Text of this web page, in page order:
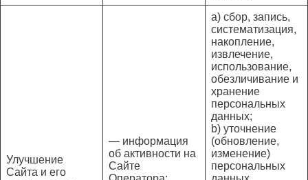
Улучшение
Сайта и его
— информация
об активности на
Сайте
a) сбор, запись,
систематизация,
накопление,
извлечение,
использование,
обезличивание и
хранение
персональных
данных;
b) уточнение
(обновление,
изменение)
персональных